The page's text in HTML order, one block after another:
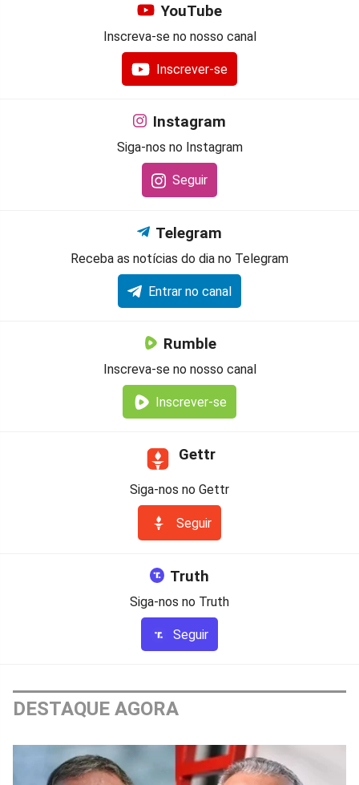
YouTube
Inscreva-se no nosso canal
Inscrever-se
Instagram
Siga-nos no Instagram
Seguir
Telegram
Receba as notícias do dia no Telegram
Entrar no canal
Rumble
Inscreva-se no nosso canal
Inscrever-se
Gettr
Siga-nos no Gettr
Seguir
Truth
Siga-nos no Truth
Seguir
DESTAQUE AGORA